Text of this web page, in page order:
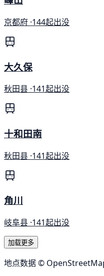
京都府 ·144起出没
大久保
秋田县 ·141起出没
十和田南
秋田县 ·141起出没
角川
岐阜县 ·141起出没
加载更多
地点数据 ©